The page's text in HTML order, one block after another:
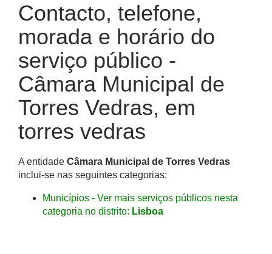
Contacto, telefone,
morada e horário do
serviço público -
Câmara Municipal de
Torres Vedras, em
torres vedras
A entidade Câmara Municipal de Torres Vedras
inclui-se nas seguintes categorias:
Municípios - Ver mais serviços públicos nesta
categoria no distrito: Lisboa